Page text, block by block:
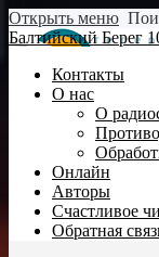
Открыть меню
Балтийский Берег
Контакты
О нас
О
Онлайн
Авторы
Счастливое
Обратная